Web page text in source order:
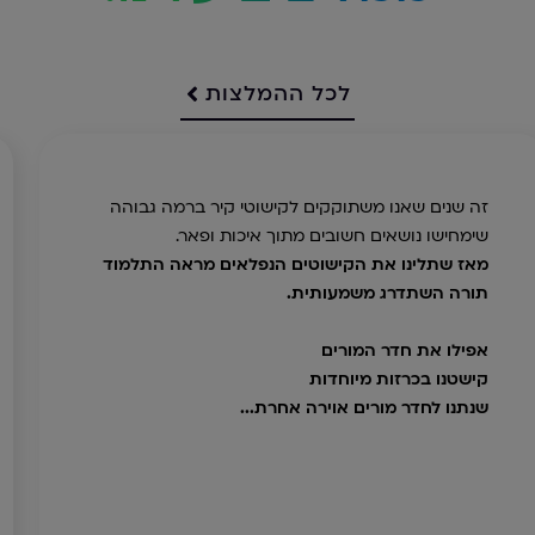
כבר כמה שנים אני מזמינה קישוטים מפנורמה.
ושמחתי מאד שנכנסו כספק דרך רשת "בני יוסף".
- לא ידוע לי באופן אישי על עוד מוצרי תוכן ואוירה
ברמה כזו!
מעמד לאורך זמן. התמונות היו אמנותיות ממש, ברמה
רוחנית ואיכותית וברוח בית יעקב. נשארנו עם הרגשה
טובה וסיפוק שבחרתי בחירה נכונה בס"ד.
לכל ההמלצות